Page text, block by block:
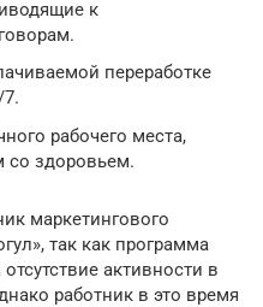
к
переработке
рабочего места,
со здоровьем.
маркетингового
так как программа
активности в
работник в это время